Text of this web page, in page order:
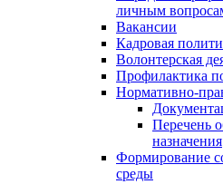
личным
Вакансии
Кадровая
Волонтерская
Профилактика
Нормативно-
Перечень
назначения
Формирование
среды